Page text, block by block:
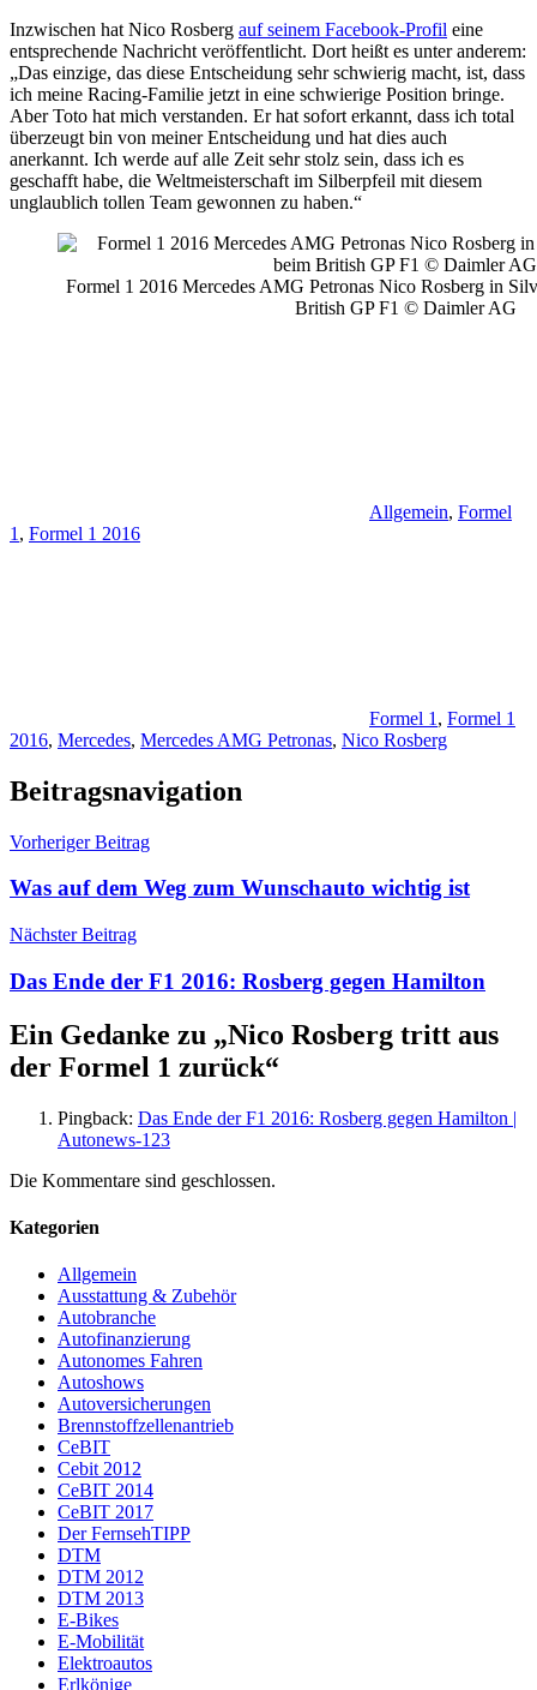
Inzwischen hat Nico Rosberg auf seinem Facebook-Profil eine
entsprechende Nachricht veröffentlicht. Dort heißt es unter anderem:
„Das einzige, das diese Entscheidung sehr schwierig macht, ist, dass
ich meine Racing-Familie jetzt in eine schwierige Position bringe.
Aber Toto hat mich verstanden. Er hat sofort erkannt, dass ich total
überzeugt bin von meiner Entscheidung und hat dies auch
anerkannt. Ich werde auf alle Zeit sehr stolz sein, dass ich es
geschafft habe, die Weltmeisterschaft im Silberpfeil mit diesem
unglaublich tollen Team gewonnen zu haben.“
Formel 1 2016 Mercedes AMG Petronas Nico Rosberg in
British GP F1 © Daimler AG
Allgemein, Formel
1 , Formel 1 2016
Formel 1 , Formel 1
2016, Mercedes, Mercedes AMG Petronas, Nico Rosberg
Beitragsnavigation
Vorheriger Beitrag
Was auf dem Weg zum Wunschauto wichtig ist
Nächster Beitrag
Das Ende der F1 2016: Rosberg gegen Hamilton
Ein Gedanke zu „Nico Rosberg tritt aus
der Formel 1 zurück“
Pingback: Das Ende der F1 2016: Rosberg gegen Hamilton |
Autonews-123
Die Kommentare sind geschlossen.
Kategorien
Allgemein
Ausstattung & Zubehör
Autobranche
Autofinanzierung
Autonomes Fahren
Autoshows
Autoversicherungen
Brennstoffzellenantrieb
CeBIT
Cebit 2012
CeBIT 2014
CeBIT 2017
Der FernsehTIPP
DTM
DTM 2012
DTM 2013
E-Bikes
E-Mobilität
Elektroautos
Erlkönige